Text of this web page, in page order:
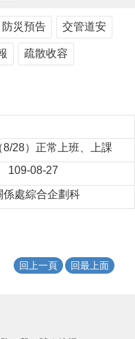
防災預告 交管道安
疏散收容
8/28）正常上班、上課
109-08-27
係處綜合企劃科
回上一頁 回最上面